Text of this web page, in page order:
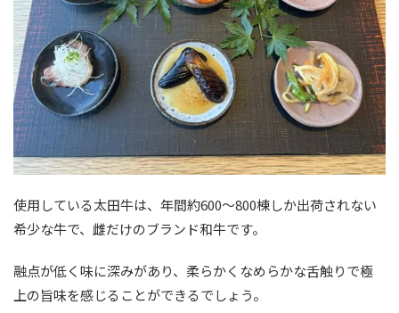
使用している太田牛は、年間約600〜800棟しか出荷されない
希少な牛で、雌だけのブランド和牛です。
融点が低く味に深みがあり、柔らかくなめらかな舌触りで極
上の旨味を感じることができるでしょう。